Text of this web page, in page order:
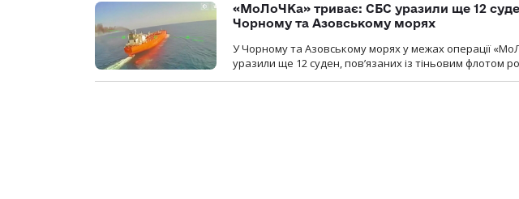
«МоЛоЧКа» триває: СБС уразили ще 12
Чорному та Азовському морях
У Чорному та Азовському морях у межах операції
уразили ще 12 суден, пов’язаних із тіньовим флотом